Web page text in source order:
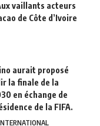
vaillants acteurs
de Côte d’Ivoire
aurait proposé
la finale de la
en échange de
de la FIFA.